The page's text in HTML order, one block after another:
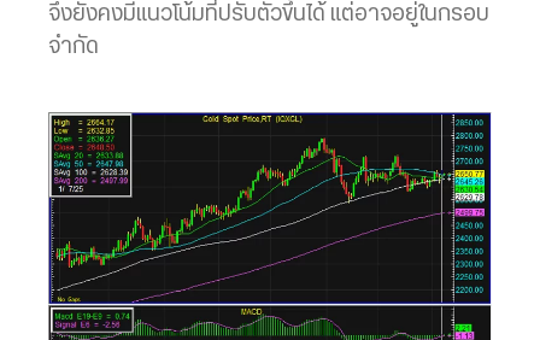
จึงยังคงมีแนวโน้มที่ปรับตัวขึ้นได้ แต่อาจอยู่ในกรอบ
จำกัด